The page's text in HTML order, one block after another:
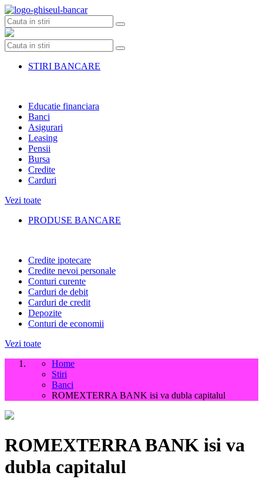
Skip
to
content
STIRI BANCARE
Educatie financiara
Banci
Asigurari
Leasing
Pensii
Bursa
Credite
Carduri
Vezi toate
PRODUSE BANCARE
Credite ipotecare
Credite nevoi personale
Conturi curente
Carduri de debit
Carduri de credit
Depozite
Conturi de economii
Vezi toate
Home
Stiri
Banci
ROMEXTERRA BANK isi va dubla capitalul
ROMEXTERRA BANK isi va
dubla capitalul